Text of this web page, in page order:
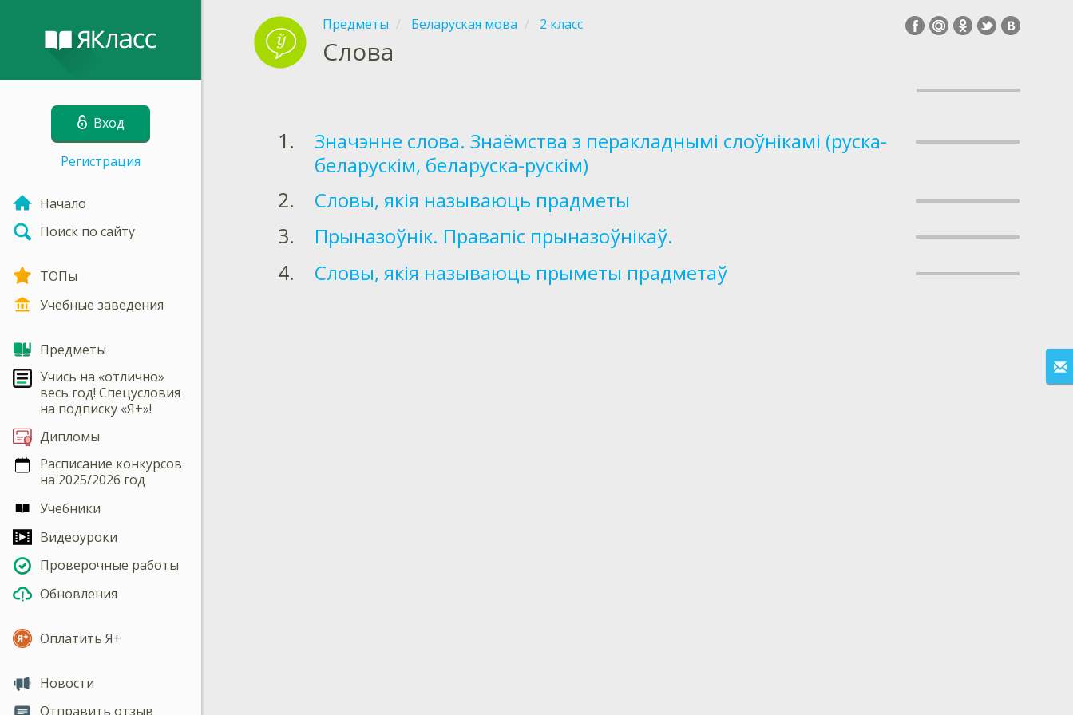
Вход
Регистрация
Начало
Поиск по сайту
ТОПы
Учебные заведения
Предметы
Учись на «отлично»
весь год! Спецусловия
на подписку «Я+»!
Дипломы
Расписание конкурсов
на 2025/2026 год
Учебники
Видеоуроки
Проверочные работы
Обновления
Оплатить Я+
Новости
Отправить отзыв
Предметы Беларуская мова 2 класс
Слова
Значэнне слова. Знаёмства з перакладнымі слоўнікамі (руска-
беларускім, беларуска-рускім)
Словы, якія называюць прадметы
Прыназоўнік. Правапіс прыназоўнікаў.
Словы, якія называюць прыметы прадметаў